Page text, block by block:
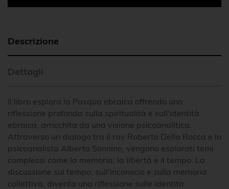
Descrizione
Dettagli
Il libro esplora la Pasqua ebraica offrendo una
riflessione profonda sulla spiritualità e sull'identità
ebraica, arricchita da una visione psicoanalitica.
Attraverso un dialogo tra il rav Roberto Della Rocca e lo
psicoanalista Alberto Sonnino, vengono esplorati temi
complessi come la memoria, la libertà e il tempo. La
discussione sul tempo, sull'inconscio e sulla memoria
collettiva, diventa una riflessione sulle identità